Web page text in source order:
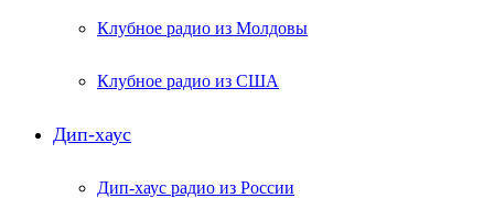
Клубное радио из Молдовы
Клубное радио из США
Дип-хаус
Дип-хаус радио из России